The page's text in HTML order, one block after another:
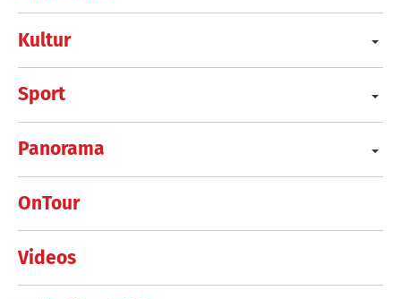
Kultur
Sport
Panorama
OnTour
Videos